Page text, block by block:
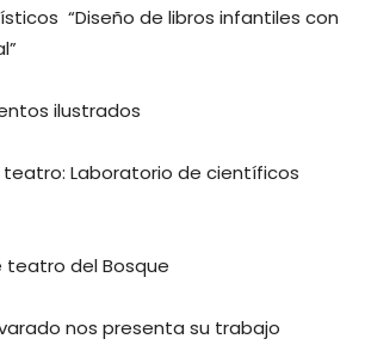
“Diseño de libros infantiles con
ilustrados
teatro: Laboratorio de científicos
teatro del Bosque
nos presenta su trabajo